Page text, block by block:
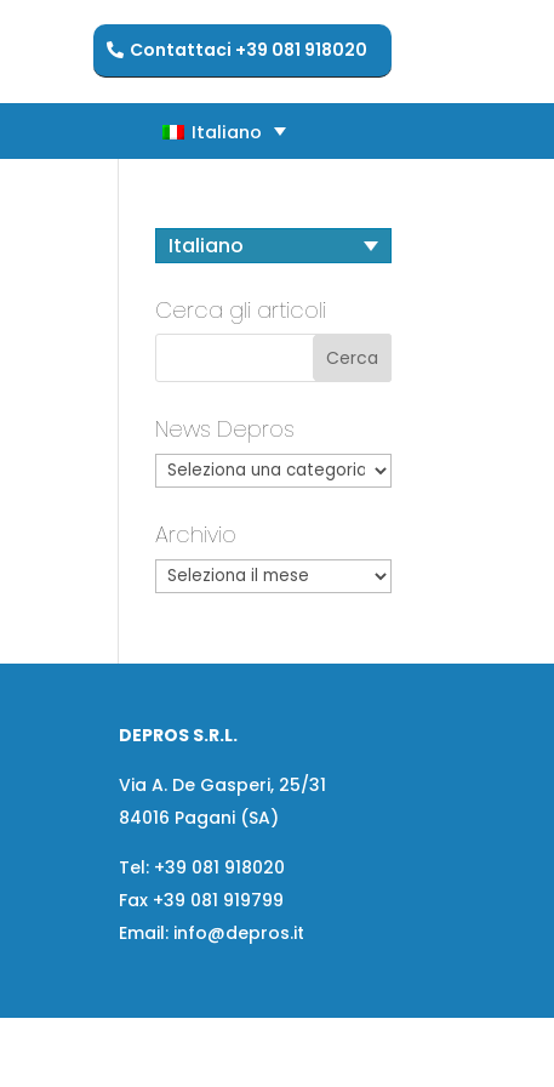
Contattaci +39 081 918020
Italiano
Italiano
Italiano
Cerca gli articoli
News Depros
Archivio
DEPROS S.R.L.
Via A. De Gasperi, 25/31
84016 Pagani (SA)
Tel: +39 081 918020
Fax +39 081 919799
Email: info@depros.it